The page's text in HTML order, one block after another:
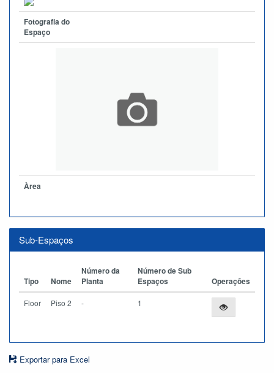
Fotografia do
Espaço
Àrea
Sub-Espaços
Tipo Nome
Número da
Planta
Número de Sub
Espaços
Operações
Floor Piso 2 - 1
Exportar para Excel